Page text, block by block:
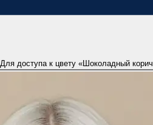
Для доступа к цвету «Шоколадный